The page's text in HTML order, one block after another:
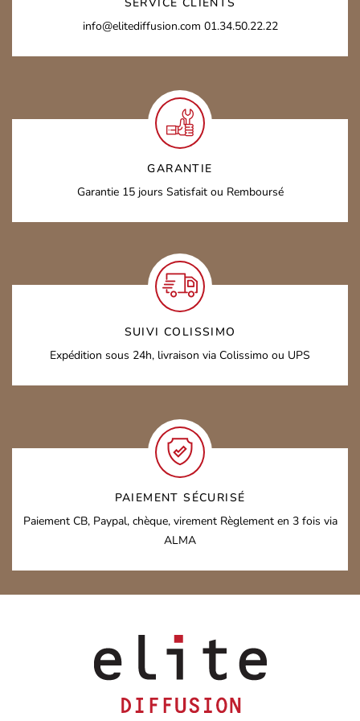
info@elitediffusion.com 01.34.50.22.22
GARANTIE
Garantie 15 jours Satisfait ou Remboursé
SUIVI COLISSIMO
Expédition sous 24h, livraison via Colissimo ou UPS
PAIEMENT SÉCURISÉ
Paiement CB, Paypal, chèque, virementRèglement en 3 fois via
ALMA